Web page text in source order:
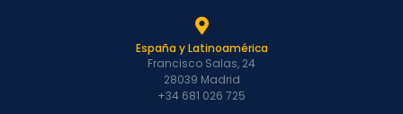
España y Latinoamérica
Francisco Salas, 24
28039 Madrid
+34 681 026 725